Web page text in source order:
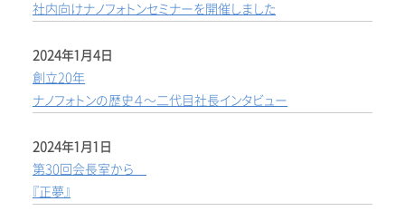
社内向けナノフォトンセミナーを開催しました
2024年1月4日
創立20年
ナノフォトンの歴史４～二代目社長インタビュー
2024年1月1日
第30回会長室から
『正夢』